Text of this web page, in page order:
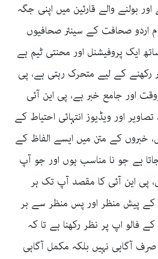
اور بولنے والے قارئین میں اپنی جگہ
اردو صحافت کے سینئر صحافیوں
ایک پروفیشنل اور محنتی ٹیم ہے
رکھنے کے لیے متحرک رہتی ہے، پی
اور جامع خبر ہے، پی این آئی
اور ویڈیوز انتہائی احتیاط کے
خبروں کے متن میں ایسے الفاظ کے
ہے جو نا مناسب ہوں اور جو آپ
پی این آئی کا مقصد آپ تک ہر
کے پیش منظر اور پس منظر سے بر
فالو اپ پر نظر رکھنا ہے تا کہ
آگاہی نہیں بلکہ مکمل آگاہی